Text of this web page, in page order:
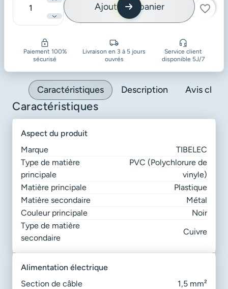
Quantité
Ajouter au panier favorite_border
Paiement 100%
sécurisé
Livraison en 3 à 5 jours
ouvrés
Service client
disponible 5J/7
Caractéristiques Description Avis
Caractéristiques
aspect du produit
Marque
TIBELEC
Type de matière
principale
PVC (Polychlorure de
vinyle)
Matière principale
Plastique
Matière secondaire
Métal
Couleur principale
Noir
Type de matière
secondaire
Cuivre
alimentation électrique
Section de câble
1,5 mm²